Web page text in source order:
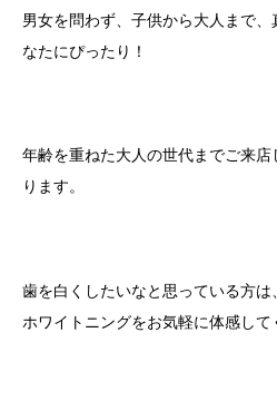
男女を問わず、子供から大人まで
なたにぴったり！
年齢を重ねた大人の世代までご来
ります。
歯を白くしたいなと思っている方
ホワイトニングをお気軽に体感して